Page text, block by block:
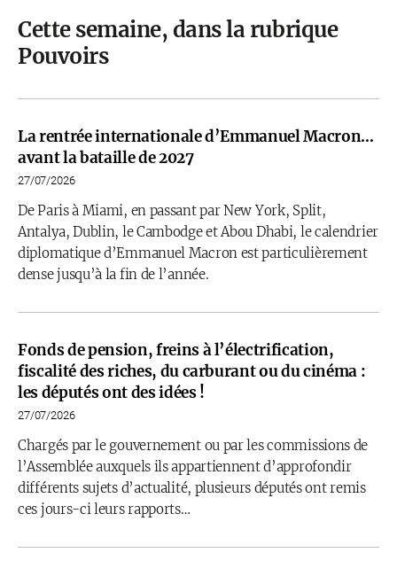
Cette semaine, dans la rubrique
Pouvoirs
La rentrée internationale d’Emmanuel Macron…
avant la bataille de 2027
27/07/2026
De Paris à Miami, en passant par New York, Split,
Antalya, Dublin, le Cambodge et Abou Dhabi, le calendrier
diplomatique d’Emmanuel Macron est particulièrement
dense jusqu’à la fin de l’année.
Fonds de pension, freins à l’électrification,
fiscalité des riches, du carburant ou du cinéma :
les députés ont des idées !
27/07/2026
Chargés par le gouvernement ou par les commissions de
l’Assemblée auxquels ils appartiennent d’approfondir
différents sujets d’actualité, plusieurs députés ont remis
ces jours-ci leurs rapports…